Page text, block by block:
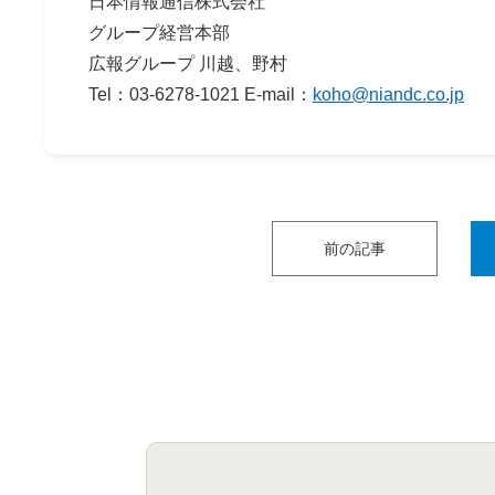
グループ経営本部
広報グループ 川越、野村
Tel：03-6278-1021 E-mail： koho@niandc.co.jp
前の記事